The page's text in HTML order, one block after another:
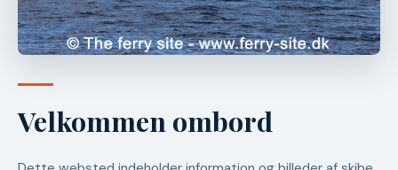
Velkommen ombord